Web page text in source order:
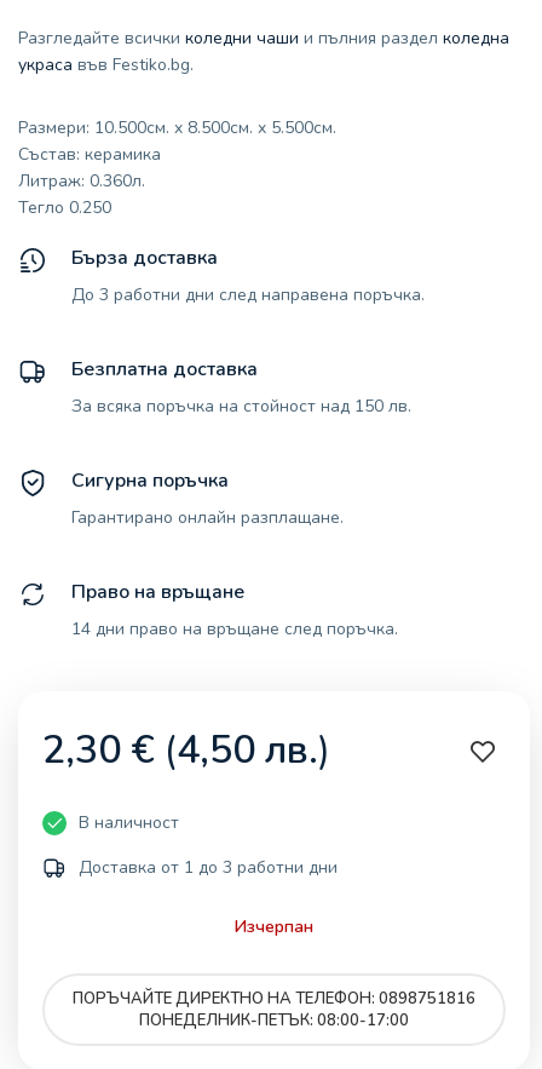
Разгледайте всички коледни чаши и пълния раздел коледна
украса във Festiko.bg.
Размери: 10.500см. x 8.500см. x 5.500см.
Състав: керамика
Литраж: 0.360л.
Тегло 0.250
Бърза доставка
До 3 работни дни след направена поръчка.
Безплатна доставка
За всяка поръчка на стойност над 150 лв.
Сигурна поръчка
Гарантирано онлайн разплащане.
Право на връщане
14 дни право на връщане след поръчка.
2,30 € (4,50лв.)
В наличност
Доставка от 1 до 3 работни дни
Изчерпан
ПОРЪЧАЙТЕ ДИРЕКТНО НА ТЕЛЕФОН: 0898751816
ПОНЕДЕЛНИК-ПЕТЪК: 08:00-17:00